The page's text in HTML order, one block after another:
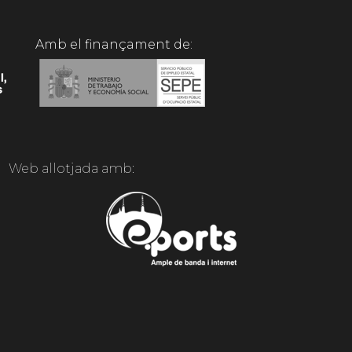
Amb el finançament de:
Web allotjada amb: